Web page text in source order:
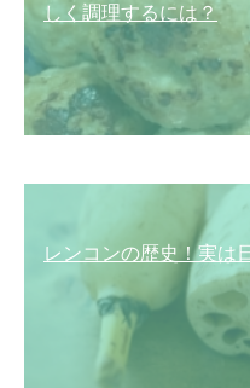
しく調理するには？
レンコンの歴史！実は